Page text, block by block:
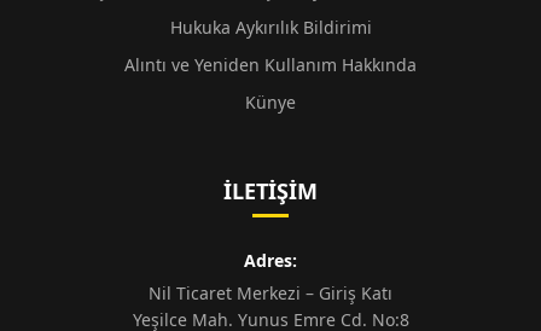
Hukuka Aykırılık Bildirimi
Alıntı ve Yeniden Kullanım Hakkında
Künye
İLETIŞIM
Adres:
Nil Ticaret Merkezi – Giriş Katı
Yeşilce Mah. Yunus Emre Cd. No:8